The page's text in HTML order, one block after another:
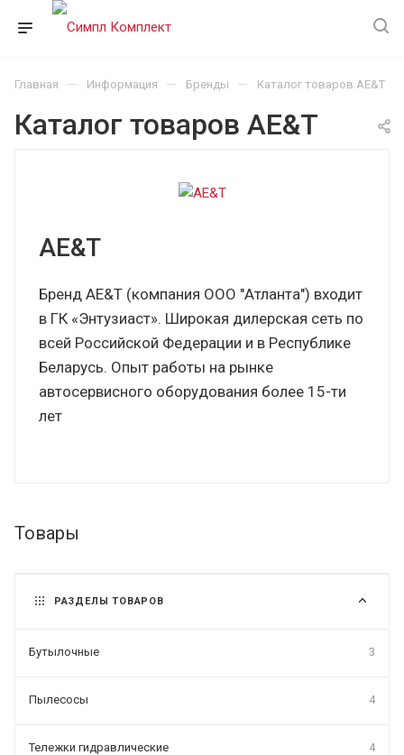
Главная — Информация — Бренды — Каталог товаров AE&T
Каталог товаров AE&T
AE&T
Бренд AE&T (компания ООО "Атланта") входит
в ГК «Энтузиаст». Широкая дилерская сеть по
всей Российской Федерации и в Республике
Беларусь. Опыт работы на рынке
автосервисного оборудования более 15-ти
лет
Товары
РАЗДЕЛЫ ТОВАРОВ
Бутылочные 3
Пылесосы 4
Тележки гидравлические 4